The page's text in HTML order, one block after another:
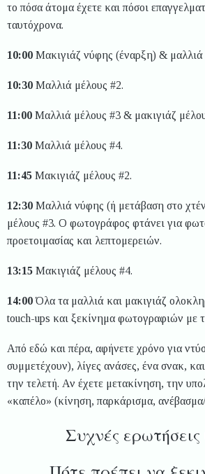
το πόσα άτομα έχετε και πόσοι
ταυτόχρονα.
10:00 Μακιγιάζ νύφης (έναρξη) & μαλλιά
10:30 Μαλλιά μέλους #2.
11:00 Μαλλιά μέλους #3 & μακιγιάζ
11:30 Μαλλιά μέλους #4.
11:45 Μακιγιάζ μέλους #2.
12:30 Μαλλιά νύφης (ή μετάβαση στο
μέλους #3. Ο φωτογράφος φτάνει για
προετοιμασίας και λεπτομερειών.
13:15 Μακιγιάζ μέλους #4.
14:00Όλα τα μαλλιά και μακιγιάζ
touch-ups και ξεκίνημα φωτογραφιών με
Από εδώ και πέρα, αφήνετε χρόνο για
συμμετέχουν), λίγες ανάσες, ένα σνακ,
την τελετή. Αν έχετε μετακίνηση, την
«καπέλο» (κίνηση, παρκάρισμα,
Συχνές ερωτήσεις